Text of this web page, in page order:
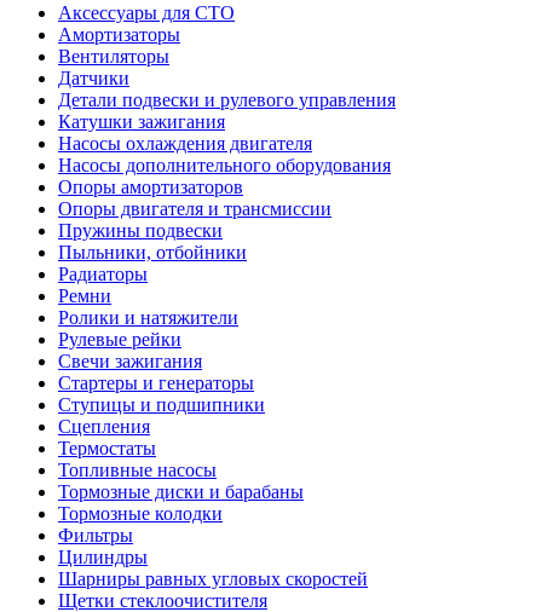
Аксессуары для СТО
Амортизаторы
Вентиляторы
Датчики
Детали подвески и рулевого управления
Катушки зажигания
Насосы охлаждения двигателя
Насосы дополнительного оборудования
Опоры амортизаторов
Опоры двигателя и трансмиссии
Пружины подвески
Пыльники, отбойники
Радиаторы
Ремни
Ролики и натяжители
Рулевые рейки
Свечи зажигания
Стартеры и генераторы
Ступицы и подшипники
Сцепления
Термостаты
Топливные насосы
Тормозные диски и барабаны
Тормозные колодки
Фильтры
Цилиндры
Шарниры равных угловых скоростей
Щетки стеклоочистителя